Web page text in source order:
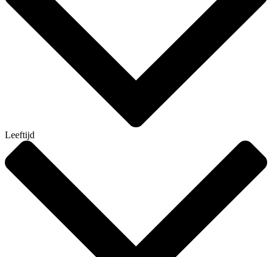
Leeftijd